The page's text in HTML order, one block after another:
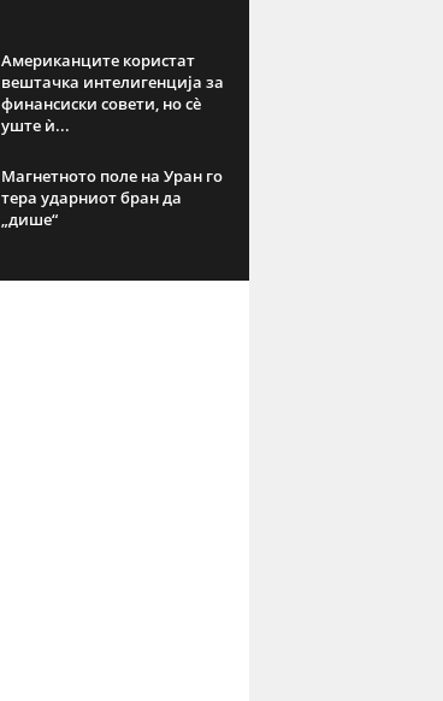
Американците користат
вештачка интелигенција за
финансиски совети, но сè
уште ѝ...
Магнетното поле на Уран го
тера ударниот бран да
„дише“